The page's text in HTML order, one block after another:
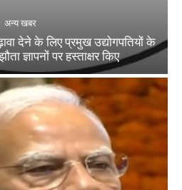
अन्य खबर
देने के लिए प्रमुख उद्योगपतियों के
ज्ञापनों पर हस्‍ताक्षर किए